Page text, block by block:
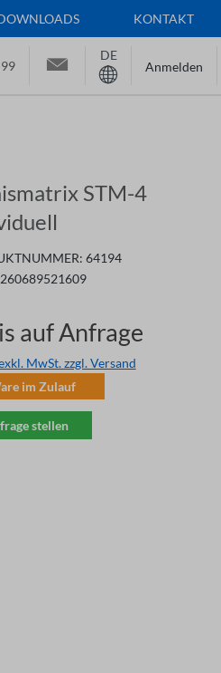
KONTAKT
DE
Anmelden
STM-4
64194
auf Anfrage
MwSt. zzgl. Versand
im Zulauf
stellen